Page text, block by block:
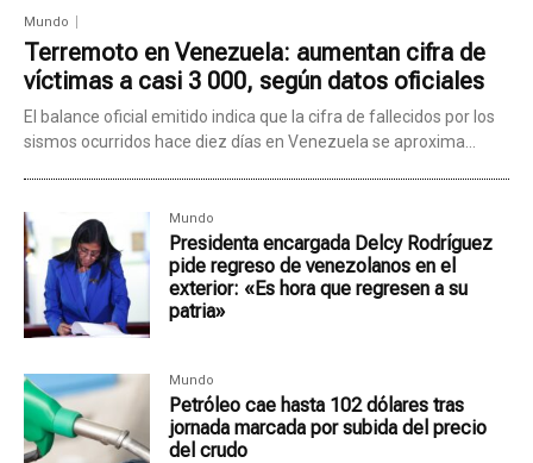
Mundo
Terremoto en Venezuela: aumentan cifra de
víctimas a casi 3 000, según datos oficiales
El balance oficial emitido indica que la cifra de fallecidos por los
sismos ocurridos hace diez días en Venezuela se aproxima...
Mundo
Presidenta encargada Delcy Rodríguez
pide regreso de venezolanos en el
exterior: «Es hora que regresen a su
patria»
Mundo
Petróleo cae hasta 102 dólares tras
jornada marcada por subida del precio
del crudo